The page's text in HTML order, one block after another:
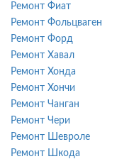
Ремонт Фиат
Ремонт Фольцваген
Ремонт Форд
Ремонт Хавал
Ремонт Хонда
Ремонт Хончи
Ремонт Чанган
Ремонт Чери
Ремонт Шевроле
Ремонт Шкода